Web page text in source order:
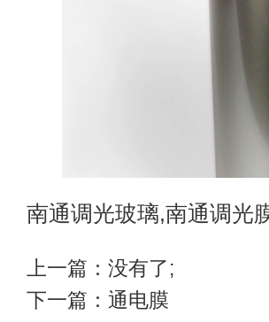
南通调光玻璃,南通调光
上一篇：没有了;
下一篇： 通电膜